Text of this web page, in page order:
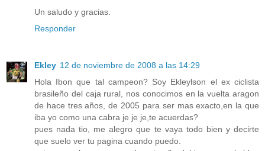
Un saludo y gracias.
Responder
Ekley 12 de noviembre de 2008 a las 14:29
Hola Ibon que tal campeon? Soy Ekleylson el ex ciclista
brasileño del caja rural, nos conocimos en la vuelta aragon
de hace tres años, de 2005 para ser mas exacto,en la que
iba yo como una cabra je je je,te acuerdas?
pues nada tio, me alegro que te vaya todo bien y decirte
que suelo ver tu pagina cuando puedo.